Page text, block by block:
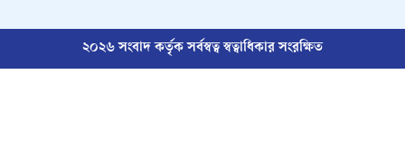
২০২৬ সংবাদ কর্তৃক সর্বস্বত্ব স্বত্বাধিকার সংরক্ষিত